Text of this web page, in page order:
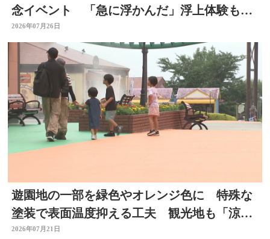
念イベント 「急に浮かんだ」浮上体験も
大分
2026年07月26日
遊園地の一部を緑色やオレンジ色に 特殊な
塗装で表面温度抑える工夫 観光地も「涼」
PRで集客図る 大分
2026年07月21日